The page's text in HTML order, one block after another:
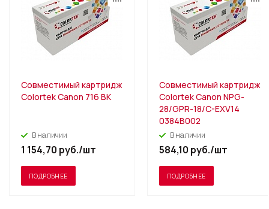
Совместимый картридж
Colortek Canon 716 BK
В наличии
1 154,70 руб./шт
ПОДРОБНЕЕ
Совместимый картридж
Colortek Canon NPG-
28/GPR-18/C-EXV14
0384B002
В наличии
584,10 руб./шт
ПОДРОБНЕЕ